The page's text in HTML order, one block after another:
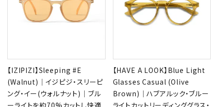
【IZIPIZI】Sleeping #E
(Walnut)｜イジピジ・スリーピ
ング・イー(ウォルナット)｜ブル
ーライトを約70%カットし快適
【HAVE A LOOK】Blue Light
Glasses Casual (Olive
Brown)｜ハブアルック・ブルー
ライトカットリーディンググラス・